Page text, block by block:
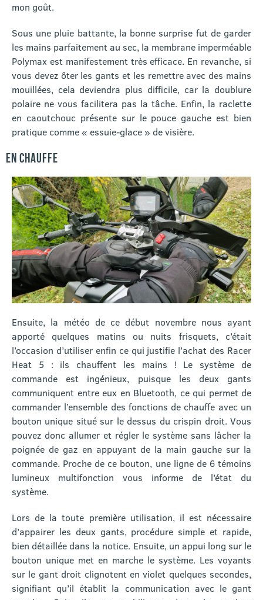
mon goût.
Sous une pluie battante, la bonne surprise fut de garder
les mains parfaitement au sec, la membrane imperméable
Polymax est manifestement très efficace. En revanche, si
vous devez ôter les gants et les remettre avec des mains
mouillées, cela deviendra plus difficile, car la doublure
polaire ne vous facilitera pas la tâche. Enfin, la raclette
en caoutchouc présente sur le pouce gauche est bien
pratique comme « essuie-glace » de visière.
EN CHAUFFE
Ensuite, la météo de ce début novembre nous ayant
apporté quelques matins ou nuits frisquets, c’était
l’occasion d’utiliser enfin ce qui justifie l’achat des Racer
Heat 5 : ils chauffent les mains ! Le système de
commande est ingénieux, puisque les deux gants
communiquent entre eux en Bluetooth, ce qui permet de
commander l’ensemble des fonctions de chauffe avec un
bouton unique situé sur le dessus du crispin droit. Vous
pouvez donc allumer et régler le système sans lâcher la
poignée de gaz en appuyant de la main gauche sur la
commande. Proche de ce bouton, une ligne de 6 témoins
lumineux multifonction vous informe de l’état du
système.
Lors de la toute première utilisation, il est nécessaire
d’appairer les deux gants, procédure simple et rapide,
bien détaillée dans la notice. Ensuite, un appui long sur le
bouton unique met en marche le système. Les voyants
sur le gant droit clignotent en violet quelques secondes,
signifiant qu’il établit la communication avec le gant